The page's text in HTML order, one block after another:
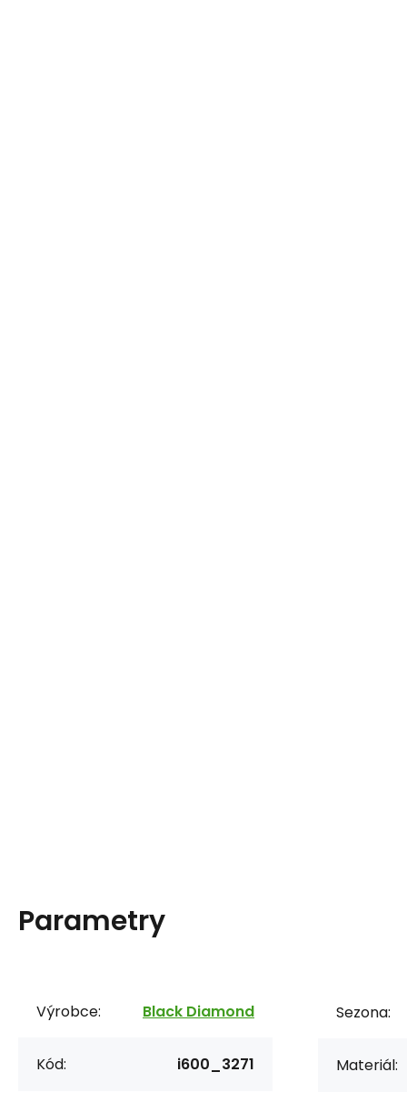
Parametry
Výrobce: Black Diamond
Kód: i600_3271
Sezona:
Materiál: